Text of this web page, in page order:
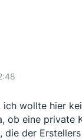
ich wollte hier
ob eine private
die der